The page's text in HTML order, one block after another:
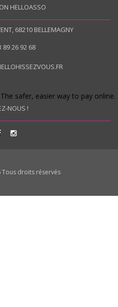
HELLOASSO
68210 BELLEMAGNY
89 26 92 68
NOUS !
droits réservés